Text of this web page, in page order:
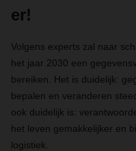
er!
Volgens experts zal naar
het jaar 2030 een
bereiken. Het is duidelijk:
bepalen en veranderen
ook duidelijk is:
het leven gemakkelijker en
logistiek.